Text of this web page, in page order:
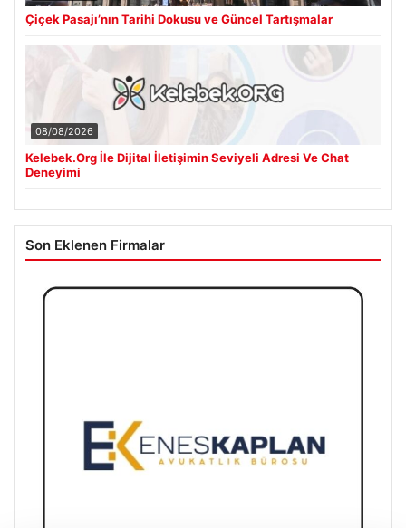
Çiçek Pasajı’nın Tarihi Dokusu ve Güncel Tartışmalar
08/08/2026
Kelebek.Org İle Dijital İletişimin Seviyeli Adresi Ve Chat
Deneyimi
Son Eklenen Firmalar